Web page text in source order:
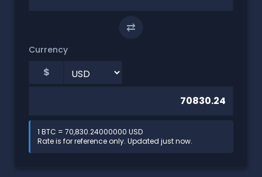
⇄
Currency
$
1 BTC = 70,830.24000000 USD
Rate is for reference only. Updated just now.